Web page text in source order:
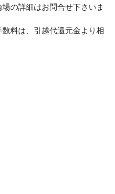
の詳細はお問合せ下さいま
料は、引越代還元金より相